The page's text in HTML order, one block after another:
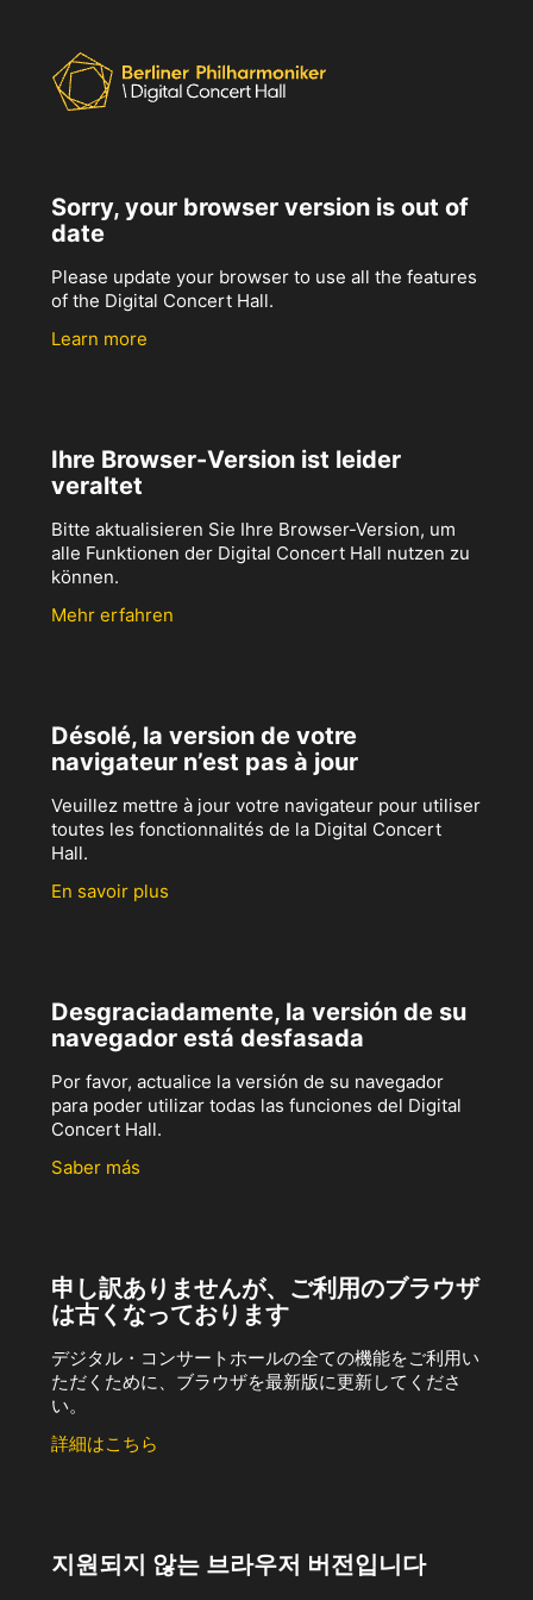
Sorry, your browser version is out of
date
Please update your browser to use all the features
of the Digital Concert Hall.
Learn more
Ihre Browser-Version ist leider
veraltet
Bitte aktualisieren Sie Ihre Browser-Version, um
alle Funktionen der Digital Concert Hall nutzen zu
können.
Mehr erfahren
Désolé, la version de votre
navigateur n’est pas à jour
Veuillez mettre à jour votre navigateur pour utiliser
toutes les fonctionnalités de la Digital Concert
Hall.
En savoir plus
Desgraciadamente, la versión de su
navegador está desfasada
Por favor, actualice la versión de su navegador
para poder utilizar todas las funciones del Digital
Concert Hall.
Saber más
申し訳ありませんが、ご利用のブラウザ
は古くなっております
デジタル・コンサートホールの全ての機能をご利用い
ただくために、ブラウザを最新版に更新してくださ
い。
詳細はこちら
지원되지 않는 브라우저 버전입니다